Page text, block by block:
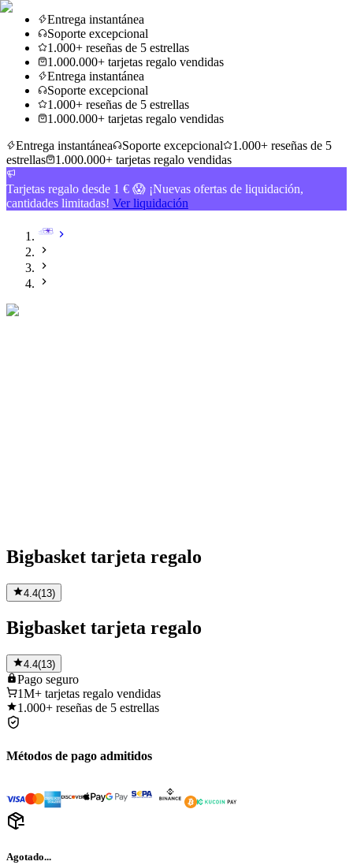
Entrega instantánea
Soporte excepcional
1.000+ reseñas de 5 estrellas
1.000.000+ tarjetas regalo vendidas
Entrega instantánea
Soporte excepcional
1.000+ reseñas de 5 estrellas
1.000.000+ tarjetas regalo vendidas
Entrega instantánea
Soporte excepcional
1.000+ reseñas de 5
estrellas
1.000.000+ tarjetas regalo vendidas
Tarjetas regalo desde 1 € 😱 ¡Nuevas ofertas de liquidación,
cantidades limitadas! Ver liquidación
Bigbasket tarjeta regalo
4.4(13)
Bigbasket tarjeta regalo
4.4(13)
Pago seguro
1M+ tarjetas regalo vendidas
1.000+ reseñas de 5 estrellas
Métodos de pago admitidos
Agotado...